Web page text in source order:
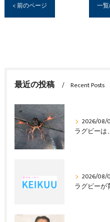
< 前のページ 一
最近の投稿 Recent Posts
2026/08/
2026/08/
ラグビーが